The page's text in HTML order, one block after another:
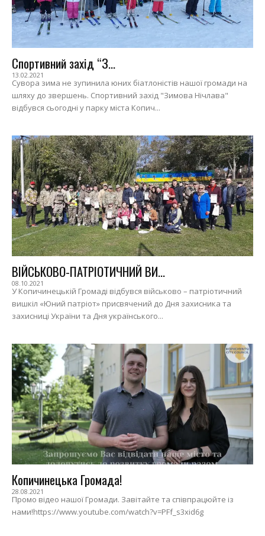
Спортивний захід “З...
13.02.2021
Сувора зима не зупинила юних біатлоністів нашої громади на
шляху до звершень. Спортивний захід "Зимова Нічлава"
відбувся сьогодні у парку міста Копич...
ВІЙСЬКОВО-ПАТРІОТИЧНИЙ ВИ...
08.10.2021
У Копичинецькій Громаді відбувся військово – патріотичний
вишкіл «Юний патріот» присвячений до Дня захисника та
захисниці України та Дня українського...
Копичинецька Громада!
28.08.2021
Промо відео нашої Громади. Завітайте та співпрацюйте із
нами!https://www.youtube.com/watch?v=PFf_s3xid6g